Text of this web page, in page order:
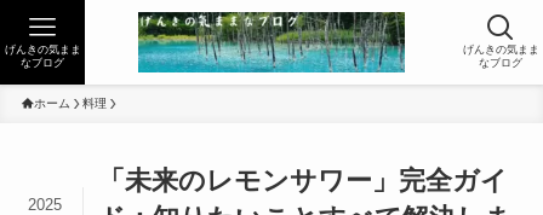
げんきの気まま
なブログ
げんきの気まま
なブログ
ホーム 料理
「未来のレモンサワー」完全ガイ
2025